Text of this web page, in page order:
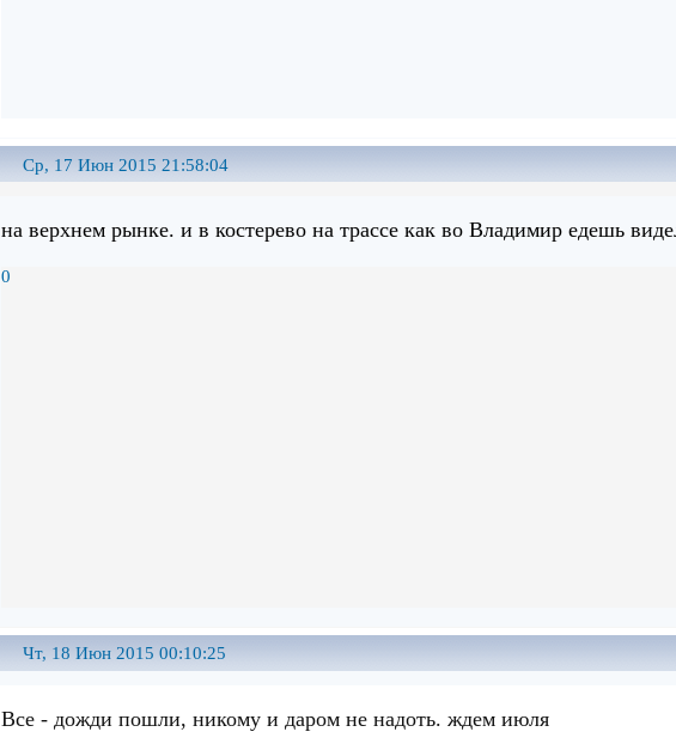
Ср, 17 Июн 2015 21:58:04
на верхнем рынке. и в костерево на трассе как во Владимир едешь
0
Чт, 18 Июн 2015 00:10:25
Все - дожди пошли, никому и даром не надоть. ждем июля